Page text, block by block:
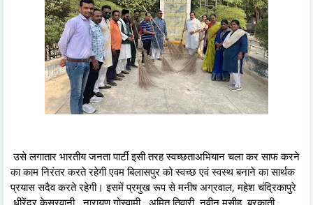
उसे लगातार भारतीय जनता पार्टी इसी तरह स्वच्छताअभियान चला कर साफ करने
का काम निरंतर करते रहेगी एवम बिलासपुर को स्वच्छ एवं स्वस्थ बनाने का सार्थक
प्रयास सदैव करते रहेगी। इसमें प्रमुख रूप से मनीष अग्रवाल, महेश चंद्रिकापुरे
,धीरेंद्र केसरवानी , नारायण गोस्वामी , अमित तिवारी, नवीन मसीह, बरकाती